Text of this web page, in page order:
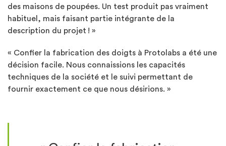
des maisons de poupées. Un test produit pas vraiment
habituel, mais faisant partie intégrante de la
description du projet ! »
« Confier la fabrication des doigts à Protolabs a été une
décision facile. Nous connaissions les capacités
techniques de la société et le suivi permettant de
fournir exactement ce que nous désirions. »